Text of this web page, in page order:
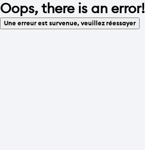
Oops, there is an error!
Une erreur est survenue, veuillez réessayer